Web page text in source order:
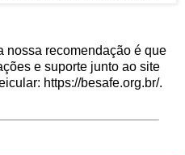
nossa recomendação é que
e suporte junto ao site
https://besafe.org.br/.